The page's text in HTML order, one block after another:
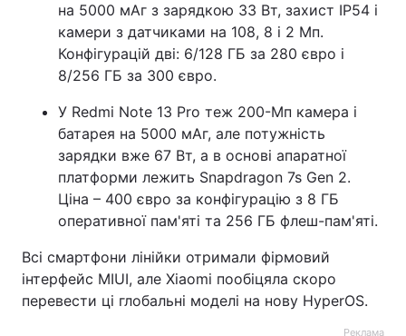
на 5000 мАг з зарядкою 33 Вт, захист IP54 і
камери з датчиками на 108, 8 і 2 Мп.
Конфігурацій дві: 6/128 ГБ за 280 євро і
8/256 ГБ за 300 євро.
У Redmi Note 13 Pro теж 200-Мп камера і
батарея на 5000 мАг, але потужність
зарядки вже 67 Вт, а в основі апаратної
платформи лежить Snapdragon 7s Gen 2.
Ціна – 400 євро за конфігурацію з 8 ГБ
оперативної пам'яті та 256 ГБ флеш-пам'яті.
Всі смартфони лінійки отримали фірмовий
інтерфейс MIUI, але Xiaomi пообіцяла скоро
перевести ці глобальні моделі на нову HyperOS.
Реклама